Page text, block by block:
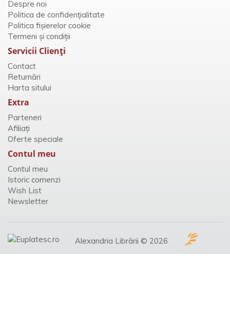
Despre noi
Politica de confidențialitate
Politica fișierelor cookie
Termeni și condiții
Servicii Clienţi
Contact
Returnări
Harta sitului
Extra
Parteneri
Afiliaţi
Oferte speciale
Contul meu
Contul meu
Istoric comenzi
Wish List
Newsletter
Alexandria Librării © 2026